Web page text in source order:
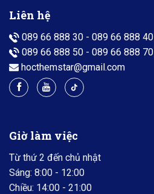
Liên hệ
089 66 888 30 - 089 66 888 40
089 66 888 50 - 089 66 888 70
hocthemstar@gmail.com
Giờ làm việc
Từ thứ 2 đến chủ nhật
Sáng: 8:00 - 12:00
Chiều: 14:00 - 21:00